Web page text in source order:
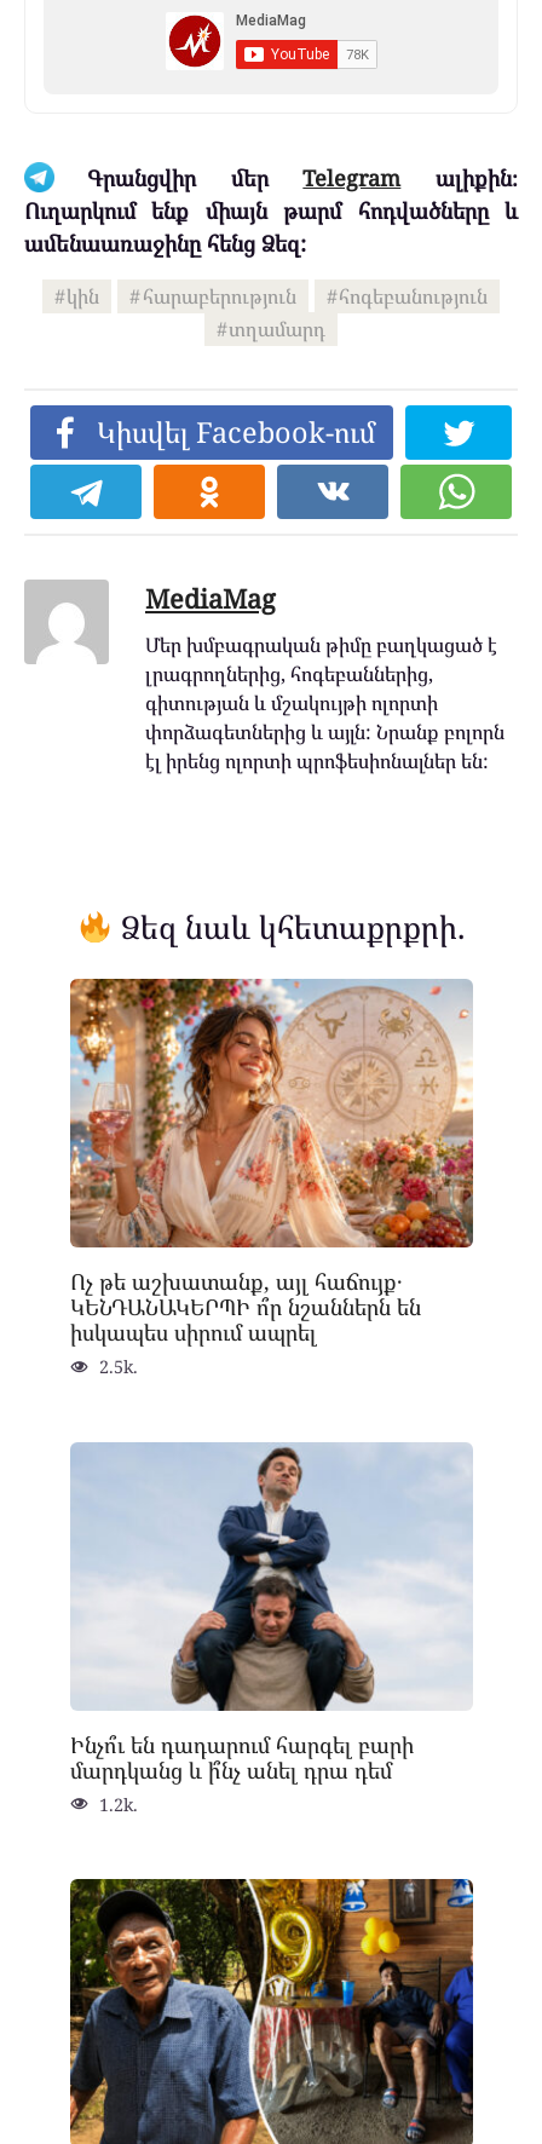
Գրանցվիր մերTelegramալիքին։
Ուղարկում ենք միայն թարմ հոդվածները և
ամենաառաջինը հենց Ձեզ:
կին հարաբերություն
հոգեբանություն
տղամարդ
Կիսվել Facebook-ում
MediaMag
Մեր խմբագրական թիմը բաղկացած է
լրագրողներից, հոգեբաններից,
գիտության և մշակույթի ոլորտի
փորձագետներից և այլն: Նրանք բոլորն
էլ իրենց ոլորտի պրոֆեսիոնալներ են:
Ձեզ նաև կհետաքրքրի.
Ոչ թե աշխատանք, այլ հաճույք․
ԿԵՆԴԱՆԱԿԵՐՊԻ ո՞ր նշաններն են
իսկապես սիրում ապրել
2.5k.
Ինչո՞ւ են դադարում հարգել բարի
մարդկանց և ի՞նչ անել դրա դեմ
1.2k.